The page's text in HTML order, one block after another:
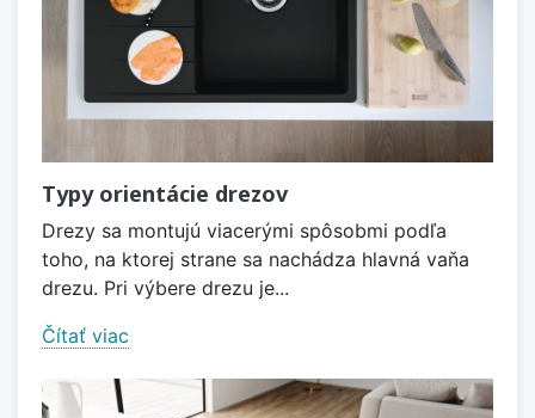
Typy orientácie drezov
Drezy sa montujú viacerými spôsobmi podľa
toho, na ktorej strane sa nachádza hlavná vaňa
drezu. Pri výbere drezu je...
Čítať viac